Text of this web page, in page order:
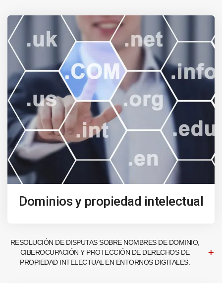
Dominios y propiedad intelectual
RESOLUCIÓN DE DISPUTAS SOBRE NOMBRES DE DOMINIO,
CIBEROCUPACIÓN Y PROTECCIÓN DE DERECHOS DE
PROPIEDAD INTELECTUAL EN ENTORNOS DIGITALES.